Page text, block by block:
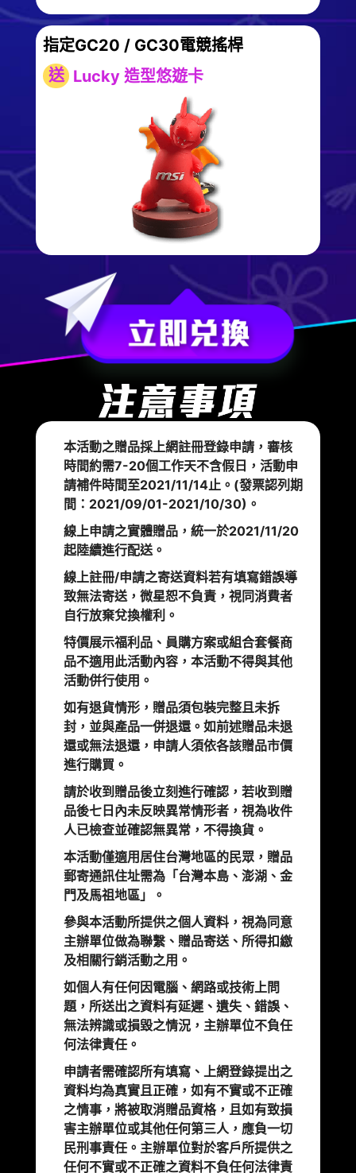
指定GC20 / GC30電競搖桿
送 Lucky 造型悠遊卡
本活動之贈品採上網註冊登錄申請，審核
時間約需7-20個工作天不含假日，活動申
請補件時間至2021/11/14止。(發票認列期
間：2021/09/01-2021/10/30)。
線上申請之實體贈品，統一於2021/11/20
起陸續進行配送。
線上註冊/申請之寄送資料若有填寫錯誤導
致無法寄送，微星恕不負責，視同消費者
自行放棄兌換權利。
特價展示福利品、員購方案或組合套餐商
品不適用此活動內容，本活動不得與其他
活動併行使用。
如有退貨情形，贈品須包裝完整且未拆
封，並與產品一併退還。如前述贈品未退
還或無法退還，申請人須依各該贈品市價
進行購買。
請於收到贈品後立刻進行確認，若收到贈
品後七日內未反映異常情形者，視為收件
人已檢查並確認無異常，不得換貨。
本活動僅適用居住台灣地區的民眾，贈品
郵寄通訊住址需為「台灣本島、澎湖、金
門及馬祖地區」。
參與本活動所提供之個人資料，視為同意
主辦單位做為聯繫、贈品寄送、所得扣繳
及相關行銷活動之用。
如個人有任何因電腦、網路或技術上問
題，所送出之資料有延遲、遺失、錯誤、
無法辨識或損毀之情況，主辦單位不負任
何法律責任。
申請者需確認所有填寫、上網登錄提出之
資料均為真實且正確，如有不實或不正確
之情事，將被取消贈品資格，且如有致損
害主辦單位或其他任何第三人，應負一切
民刑事責任。主辦單位對於客戶所提供之
任何不實或不正確之資料不負任何法律責